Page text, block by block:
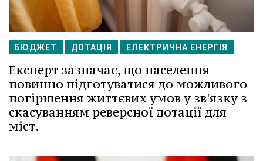
БЮДЖЕТ ДОТАЦІЯ ЕЛЕКТРИЧНА ЕНЕРГІЯ
Експерт зазначає, що населення
повинно підготуватися до можливого
погіршення життєвих умов у зв'язку з
скасуванням реверсної дотації для
міст.